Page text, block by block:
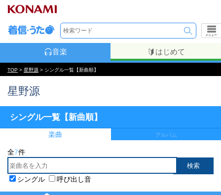
メニュー
音楽 はじめて
TOP > 星野源 > シングル一覧【新曲順】
星野源
シングル一覧【新曲順】
楽曲 アルバム
全7件
シングル 呼び出し音